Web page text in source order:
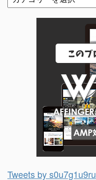
Tweets by s0u7g1u9ru